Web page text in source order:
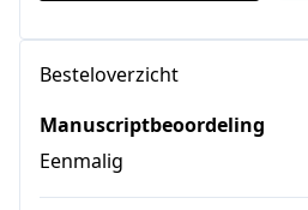
Besteloverzicht
Manuscriptbeoordeling
Eenmalig